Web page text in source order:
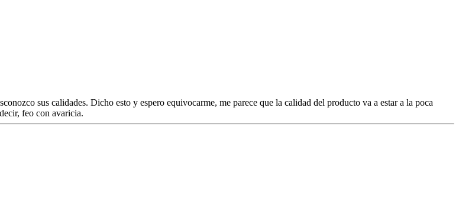
sus calidades. Dicho esto y espero equivocarme, me parece que la calidad del producto va a estar a la poca
feo con avaricia.